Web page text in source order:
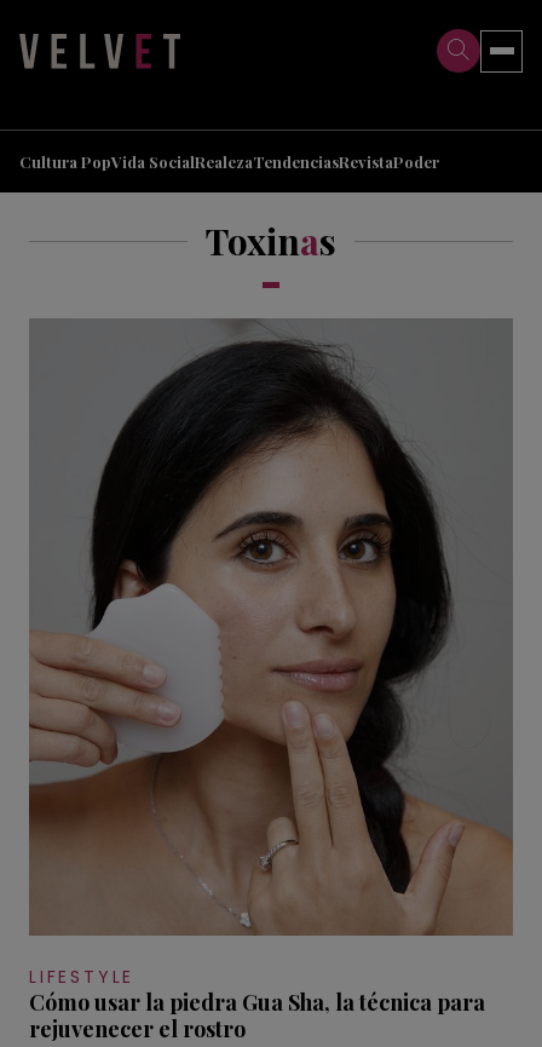
Cultura PopVida SocialRealezaTendenciasRevistaPoder
Toxinas
LIFESTYLE
Cómo usar la piedra Gua Sha, la técnica para
rejuvenecer el rostro